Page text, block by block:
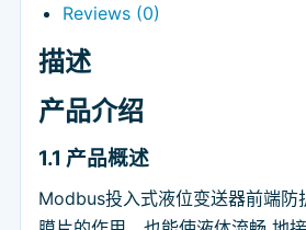
Reviews (0)
描述
产品介绍
1.1 产品概述
Modbus投入式液位变送器前端防